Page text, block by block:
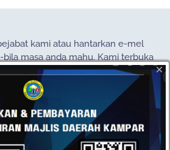
kami atau hantarkan e-mel
masa anda mahu. Kami terbuka
daripada pelanggan kami.
Kompleks Pentadbiran MD
31900 Kampar, Perak
×